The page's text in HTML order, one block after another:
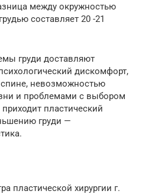
между окружностью
составляет 20 -21
груди доставляют
дискомфорт,
невозможностью
и проблемами с выбором
пластический
груди —
пластической хирургии г.